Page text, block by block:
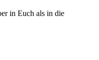
in Euch als in die